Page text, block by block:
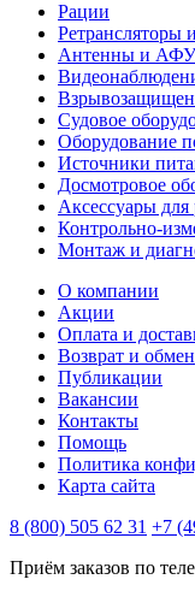
Рации
Ретрансляторы
Антенны и АФУ
Судовое
Оборудование
Источники
Досмотровое
Аксессуары для
Контрольно-
Монтаж и
О компании
Акции
Оплата и
Возврат и обмен
Публикации
Вакансии
Контакты
Помощь
Политика
Карта сайта
8 (800) 505 62 31 +7
Приём заказов по